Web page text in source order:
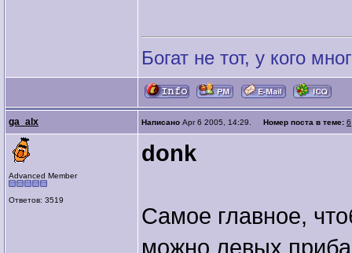
Богат не тот, у кого
ga_alx Написано Apr 6 2005, 14:29. Номер поста в теме: 6
Advanced Member
Ответов: 3519
donk
Самое главное,
можно левых